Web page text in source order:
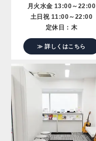
月火水金 13:00～22:00
土日祝 11:00～22:00
定休日：木
≫ 詳しくはこちら